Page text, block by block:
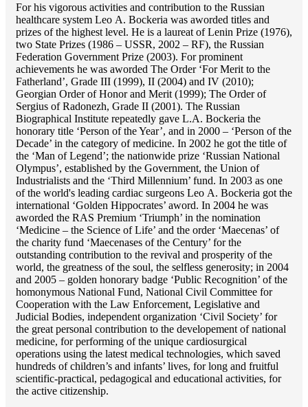
For his vigorous activities and contribution to the Russian
healthcare system Lео A. Bockeria was aworded titles and
prizes of the highest level. He is a laureat of Lenin Prize (1976),
two State Prizes (1986 – USSR, 2002 – RF), the Russian
Federation Government Prize (2003). For prominent
achievements he was aworded The Order ‘For Merit to the
Fatherland’, Grade III (1999), II (2004) and IV (2010);
Georgian Order of Honor and Merit (1999); The Order of
Sergius of Radonezh, Grade II (2001). The Russian
Biographical Institute repeatedly gave L.A. Bockeria the
honorary title ‘Person of the Year’, and in 2000 – ‘Person of the
Decade’ in the category of medicine. In 2002 he got the title of
the ‘Man of Legend’; the nationwide prize ‘Russian National
Olympus’, established by the Government, the Union of
Industrialists and the ‘Third Millennium’ fund. In 2003 as one
of the world's leading cardiac surgeons Lео A. Bockeria got the
international ‘Golden Hippocrates’ aword. In 2004 he was
aworded the RAS Premium ‘Triumph’ in the nomination
‘Medicine – the Science of Life’ and the order ‘Maecenas’ of
the charity fund ‘Maecenases of the Century’ for the
outstanding сontribution to the revival and prosperity of the
world, the greatness of the soul, the selfless generosity; in 2004
and 2005 – golden honorary badge ‘Public Recognition’ of the
homonymous National Fund, National Civil Committee for
Cooperation with the Law Enforcement, Legislative and
Judicial Bodies, independent organization ‘Сivil Society’ for
the great personal contribution to the developement of national
medicine, for performing of the unique cardiosurgical
operations using the latest medical technologies, which saved
hundreds of children’s and infants’ lives, for long and fruitful
scientific-practical, pedagogical and educational activities, for
the active citizenship.